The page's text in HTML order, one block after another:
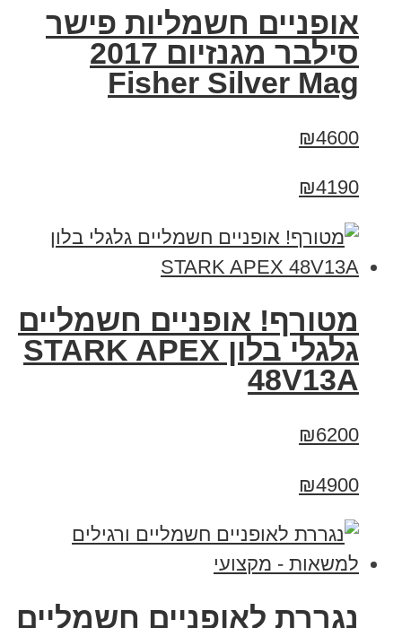
אופניים חשמליות פישר
סילבר מגנזיום 2017
Fisher Silver Mag
₪4600
₪4190
מטורף! אופניים חשמליים
גלגלי בלון STARK APEX
48V13A
₪6200
₪4900
נגררת לאופניים חשמליים